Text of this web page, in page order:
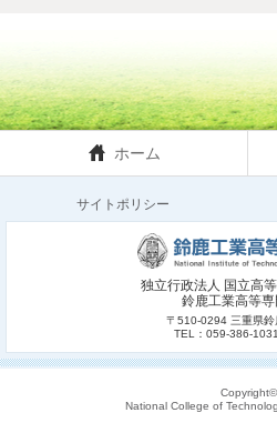
ホーム
サイトポリシー
独立行政法人 国立高
鈴鹿工業高等
〒510-0294 三重県鈴
TEL：059-386-1031
Copyright©
National College of